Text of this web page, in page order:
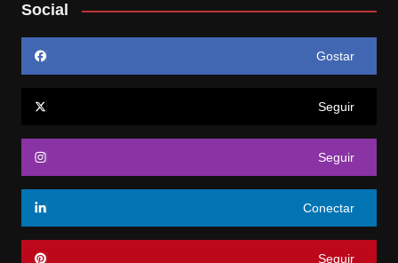
Social
Gostar
Seguir
Seguir
Conectar
Seguir